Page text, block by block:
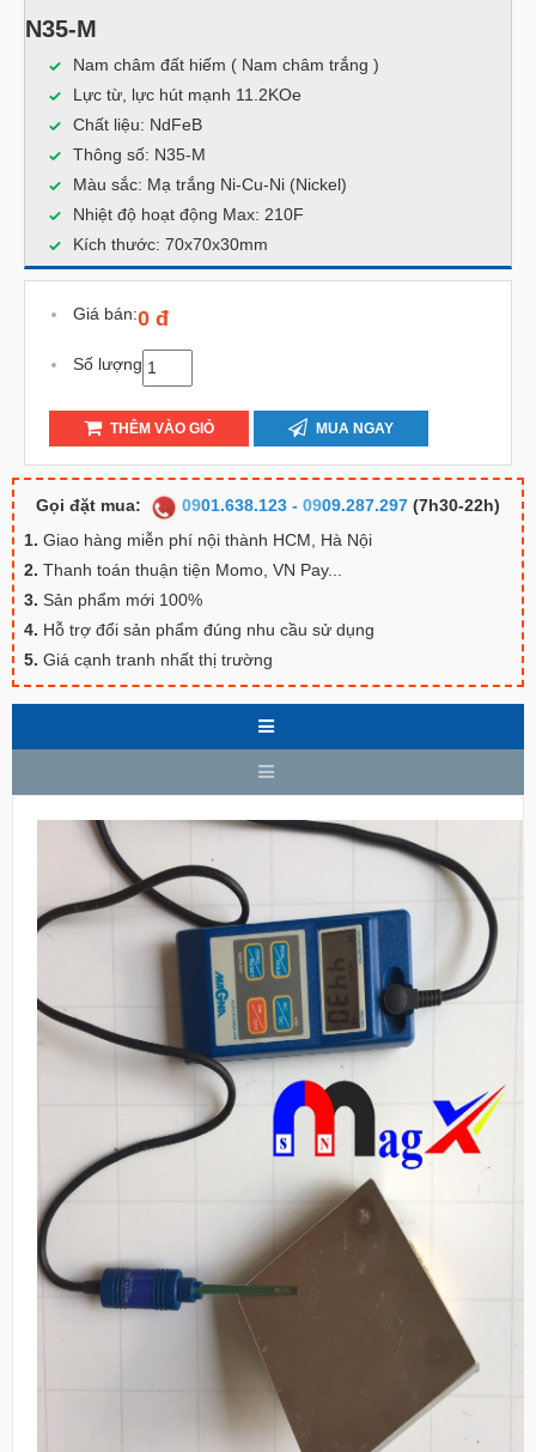
N35-M
Nam châm đất hiếm ( Nam châm trắng )
Lực từ, lực hút mạnh 11.2KOe
Chất liệu: NdFeB
Thông số: N35-M
Màu sắc: Mạ trắng Ni-Cu-Ni (Nickel)
Nhiệt độ hoạt động Max: 210F
Kích thước: 70x70x30mm
Giá bán:0 đ
Số lượng
THÊM VÀO GIỎ MUA NGAY
Gọi đặt mua: 0901.638.123 - 0909.287.297 (7h30-22h)
1. Giao hàng miễn phí nội thành HCM, Hà Nội
2. Thanh toán thuận tiện Momo, VN Pay...
3. Sản phẩm mới 100%
4. Hỗ trợ đổi sản phẩm đúng nhu cầu sử dụng
5. Giá cạnh tranh nhất thị trường